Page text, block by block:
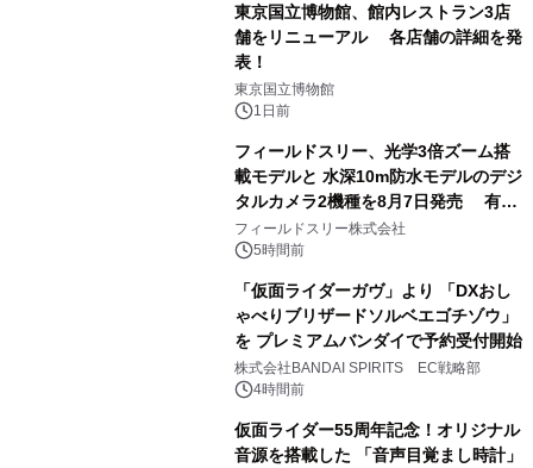
東京国立博物館、館内レストラン3店
舗をリニューアル 各店舗の詳細を発
表！
東京国立博物館
1日前
フィールドスリー、光学3倍ズーム搭
載モデルと 水深10m防水モデルのデジ
タルカメラ2機種を8月7日発売 有効
約1300万画素、用途別に選べるコンデ
ジ新登場
フィールドスリー株式会社
5時間前
「仮面ライダーガヴ」より 「DXおし
ゃべりブリザードソルベエゴチゾウ」
を プレミアムバンダイで予約受付開始
株式会社BANDAI SPIRITS EC戦略部
4時間前
仮面ライダー55周年記念！オリジナル
音源を搭載した 「音声目覚まし時計」